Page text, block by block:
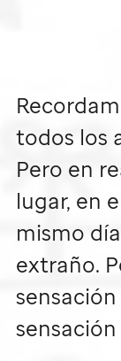
todos los
Pero en
lugar, en
mismo
extraño.